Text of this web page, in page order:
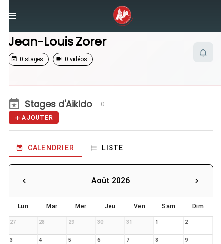
Jean-Louis Zorer
Jean-Louis Zorer
0 stages 0 vidéos
Stages d'Aïkido 0
AJOUTER
CALENDRIER LISTE
Août 2026
Lun Mar Mer Jeu Ven Sam Dim
27 28 29 30 31 1 2
3 4 5 6 7 8 9